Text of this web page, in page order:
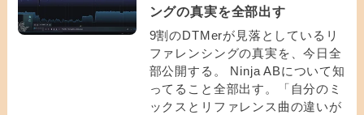
ングの真実を全部出す
9割のDTMerが見落としているリ
ファレンシングの真実を、今日全
部公開する。 Ninja ABについて知
ってること全部出す。「自分のミ
ックスとリファレンス曲の違いが